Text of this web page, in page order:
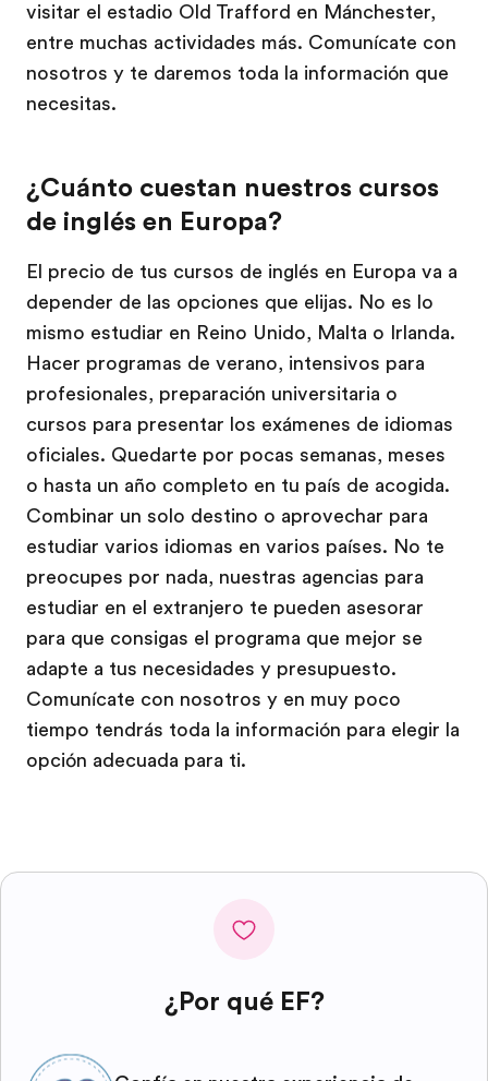
visitar el estadio Old Trafford en Mánchester,
entre muchas actividades más. Comunícate con
nosotros y te daremos toda la información que
necesitas.
¿Cuánto cuestan nuestros cursos
de inglés en Europa?
El precio de tus cursos de inglés en Europa va a
depender de las opciones que elijas. No es lo
mismo estudiar en Reino Unido, Malta o Irlanda.
Hacer programas de verano, intensivos para
profesionales, preparación universitaria o
cursos para presentar los exámenes de idiomas
oficiales. Quedarte por pocas semanas, meses
o hasta un año completo en tu país de acogida.
Combinar un solo destino o aprovechar para
estudiar varios idiomas en varios países. No te
preocupes por nada, nuestras agencias para
estudiar en el extranjero te pueden asesorar
para que consigas el programa que mejor se
adapte a tus necesidades y presupuesto.
Comunícate con nosotros y en muy poco
tiempo tendrás toda la información para elegir la
opción adecuada para ti.
¿Por qué EF?